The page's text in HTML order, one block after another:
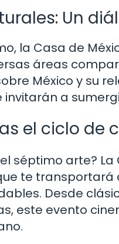
Un
la Casa de
áreas
México y su
a
el ciclo de
séptimo arte?
te
Desde
este evento